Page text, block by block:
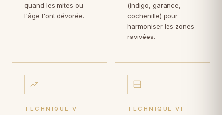
quand les mites ou
l'âge l'ont dévorée.
(indigo, garance,
cochenille) pour
harmoniser les zones
ravivées.
TECHNIQUE V TECHNIQUE VI